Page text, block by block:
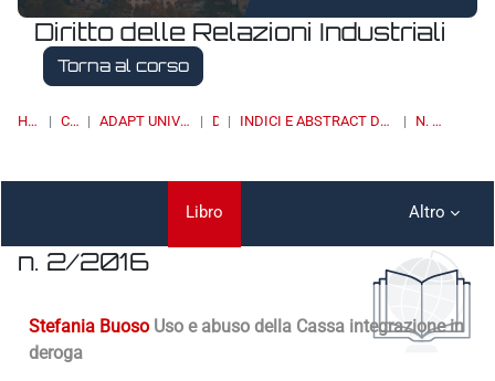
Diritto delle Relazioni Industriali
Torna al corso
HOME CORSI ADAPT UNIVERSITY PRESS DRI INDICI E ABSTRACT DEI NUMERI PUBBLICATI N. 2/2016
Libro Altro
n. 2/2016
Stefania Buoso Uso e abuso della Cassa integrazione in
deroga